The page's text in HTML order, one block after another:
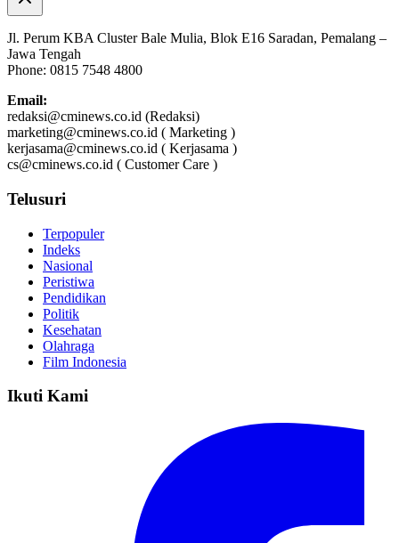
Jl. Perum KBA Cluster Bale Mulia, Blok E16 Saradan, Pemalang –
Jawa Tengah
Phone: 0815 7548 4800
Email:
redaksi@cminews.co.id (Redaksi)
marketing@cminews.co.id ( Marketing )
kerjasama@cminews.co.id ( Kerjasama )
cs@cminews.co.id ( Customer Care )
Telusuri
Terpopuler
Indeks
Nasional
Peristiwa
Pendidikan
Politik
Kesehatan
Olahraga
Film Indonesia
Ikuti Kami